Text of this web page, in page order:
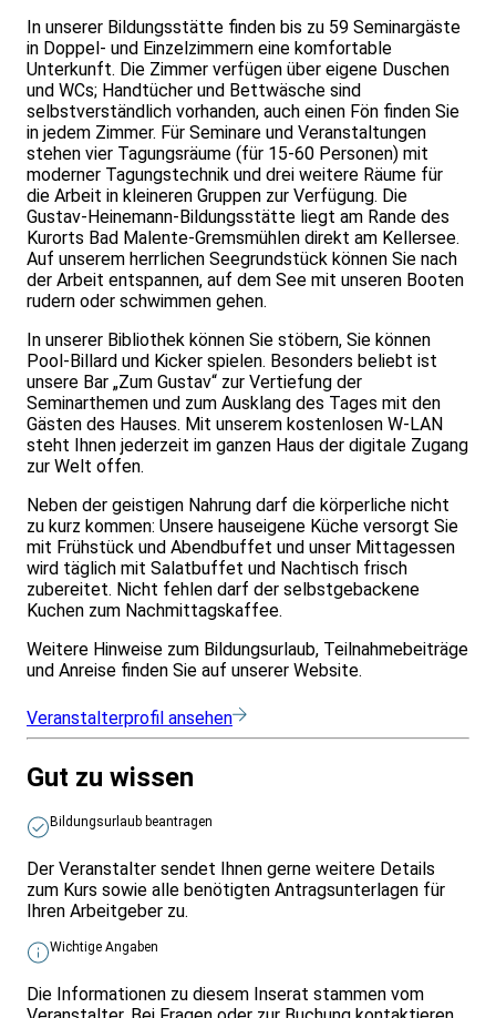
In unserer Bildungsstätte finden bis zu 59 Seminargäste
in Doppel- und Einzelzimmern eine komfortable
Unterkunft. Die Zimmer verfügen über eigene Duschen
und WCs; Handtücher und Bettwäsche sind
selbstverständlich vorhanden, auch einen Fön finden Sie
in jedem Zimmer. Für Seminare und Veranstaltungen
stehen vier Tagungsräume (für 15-60 Personen) mit
moderner Tagungstechnik und drei weitere Räume für
die Arbeit in kleineren Gruppen zur Verfügung. Die
Gustav-Heinemann-Bildungsstätte liegt am Rande des
Kurorts Bad Malente-Gremsmühlen direkt am Kellersee.
Auf unserem herrlichen Seegrundstück können Sie nach
der Arbeit entspannen, auf dem See mit unseren Booten
rudern oder schwimmen gehen.
In unserer Bibliothek können Sie stöbern, Sie können
Pool-Billard und Kicker spielen. Besonders beliebt ist
unsere Bar „Zum Gustav“ zur Vertiefung der
Seminarthemen und zum Ausklang des Tages mit den
Gästen des Hauses. Mit unserem kostenlosen W-LAN
steht Ihnen jederzeit im ganzen Haus der digitale Zugang
zur Welt offen.
Neben der geistigen Nahrung darf die körperliche nicht
zu kurz kommen: Unsere hauseigene Küche versorgt Sie
mit Frühstück und Abendbuffet und unser Mittagessen
wird täglich mit Salatbuffet und Nachtisch frisch
zubereitet. Nicht fehlen darf der selbstgebackene
Kuchen zum Nachmittagskaffee.
Weitere Hinweise zum Bildungsurlaub, Teilnahmebeiträge
und Anreise finden Sie auf unserer Website.
Veranstalterprofil ansehen
Gut zu wissen
Bildungsurlaub beantragen
Der Veranstalter sendet Ihnen gerne weitere Details
zum Kurs sowie alle benötigten Antragsunterlagen für
Ihren Arbeitgeber zu.
Wichtige Angaben
Die Informationen zu diesem Inserat stammen vom